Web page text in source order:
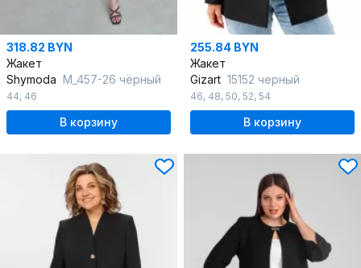
318.82 BYN
Жакет
Shymoda М_457-26 чёрный
44, 46
В корзину
255.84 BYN
Жакет
Gizart 15152 черный
46, 48, 50, 52, 54
В корзину